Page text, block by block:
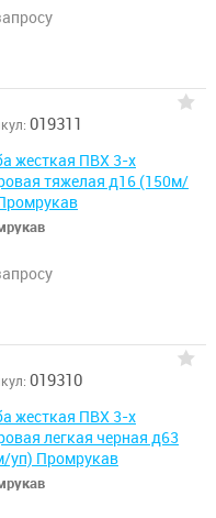
019311
жесткая ПВХ 3-х
тяжелая д16 (150м/
019310
жесткая ПВХ 3-х
легкая черная д63
уп) Промрукав